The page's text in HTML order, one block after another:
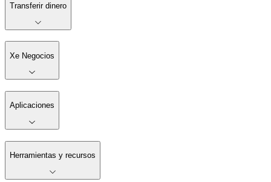
Transferir dinero
Xe Negocios
Aplicaciones
Herramientas y recursos